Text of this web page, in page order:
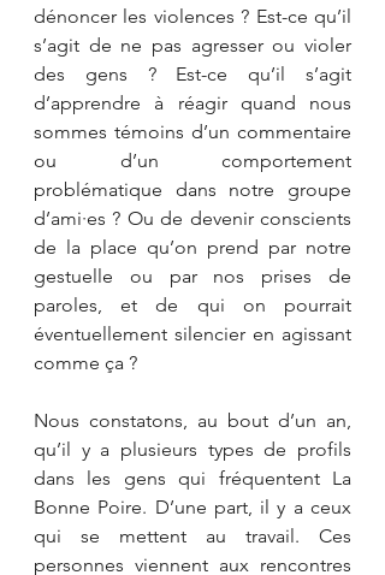
dénoncer les violences ? Est-ce qu’il
s’agit de ne pas agresser ou violer
des gens ? Est-ce qu’il s’agit
d’apprendre à réagir quand nous
sommes témoins d’un commentaire
ou d’un comportement
problématique dans notre groupe
d’ami·es ? Ou de devenir conscients
de la place qu’on prend par notre
gestuelle ou par nos prises de
paroles, et de qui on pourrait
éventuellement silencier en agissant
comme ça ?
Nous constatons, au bout d’un an,
qu’il y a plusieurs types de profils
dans les gens qui fréquentent La
Bonne Poire. D’une part, il y a ceux
qui se mettent au travail. Ces
personnes viennent aux rencontres